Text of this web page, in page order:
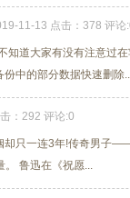
11-13 点击：378 评论
知道大家有没有注意过
中的部分数据快速删除
：292 评论:0
却只一连3年!传奇男子
。 鲁迅在《祝愿...